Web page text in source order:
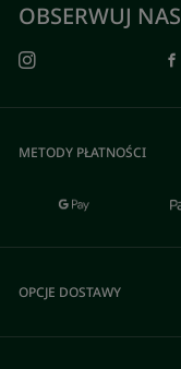
OBSERWUJ NAS
METODY PŁATNOŚCI
OPCJE DOSTAWY